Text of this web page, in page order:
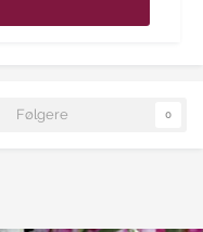
Følgere 0